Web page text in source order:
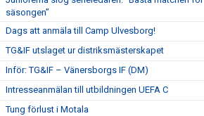
säsongen”
Dags att anmäla till Camp Ulvesborg!
TG&IF utslaget ur distriksmästerskapet
Inför: TG&IF – Vänersborgs IF (DM)
Intresseanmälan till utbildningen UEFA C
Tung förlust i Motala